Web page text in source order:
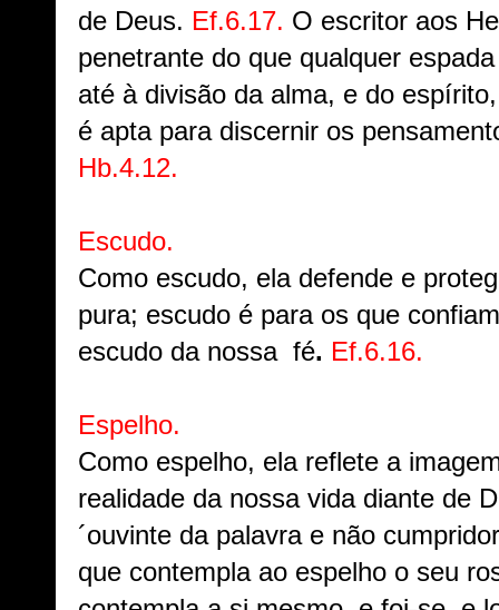
de Deus. Ef.6.17. O escritor aos
penetrante do que qualquer
até à divisão da alma, e do
é apta para discernir os
Hb.4.12.
Escudo.
Como escudo, ela defende e
pura; escudo é para os que
escudo da nossa fé. Ef.6.16.
Espelho.
Como espelho, ela reflete a
realidade da nossa vida diante de
´ouvinte da palavra e não
que contempla ao espelho o seu